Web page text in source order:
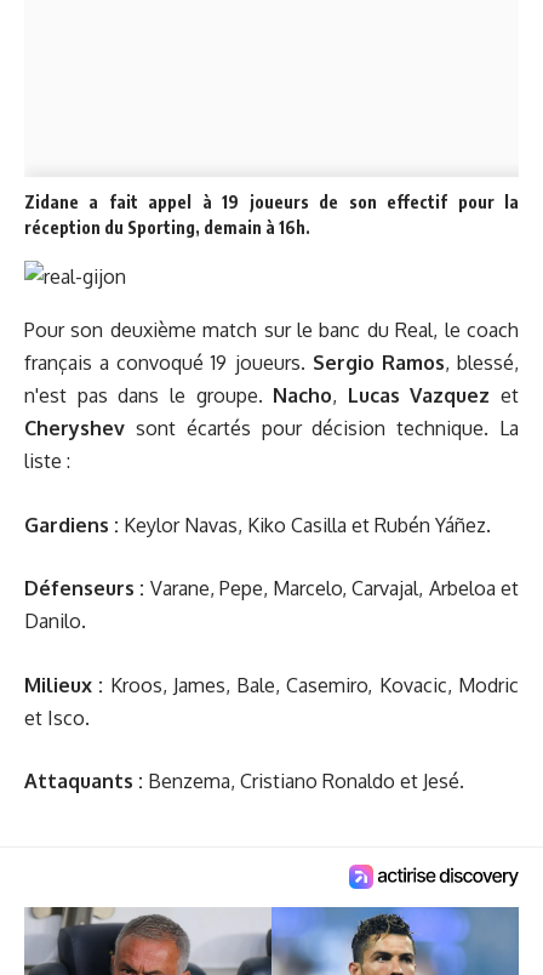
Zidane a fait appel à 19 joueurs de son effectif pour la
réception du Sporting, demain à 16h.
Pour son deuxième match sur le banc du Real, le coach
français a convoqué 19 joueurs. Sergio Ramos, blessé,
n'est pas dans le groupe. Nacho, Lucas Vazquez et
Cheryshev sont écartés pour décision technique. La
liste :
Gardiens : Keylor Navas, Kiko Casilla et Rubén Yáñez.
Défenseurs : Varane, Pepe, Marcelo, Carvajal, Arbeloa et
Danilo.
Milieux : Kroos, James, Bale, Casemiro, Kovacic, Modric
et Isco.
Attaquants : Benzema, Cristiano Ronaldo et Jesé.